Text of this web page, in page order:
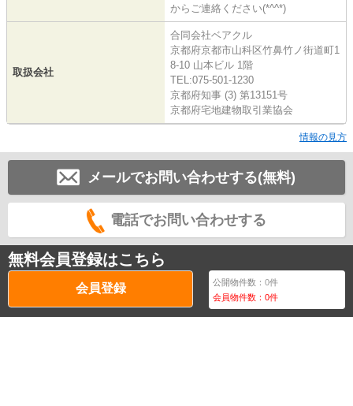
からご連絡ください(*^^*)
取扱会社
合同会社ベアクル
京都府京都市山科区竹鼻竹ノ街道町1
8-10 山本ビル 1階
TEL:075-501-1230
京都府知事 (3) 第13151号
京都府宅地建物取引業協会
情報の見方
メールでお問い合わせする(無料)
電話でお問い合わせする
無料会員登録はこちら
会員登録 公開物件数：0件
会員物件数：0件